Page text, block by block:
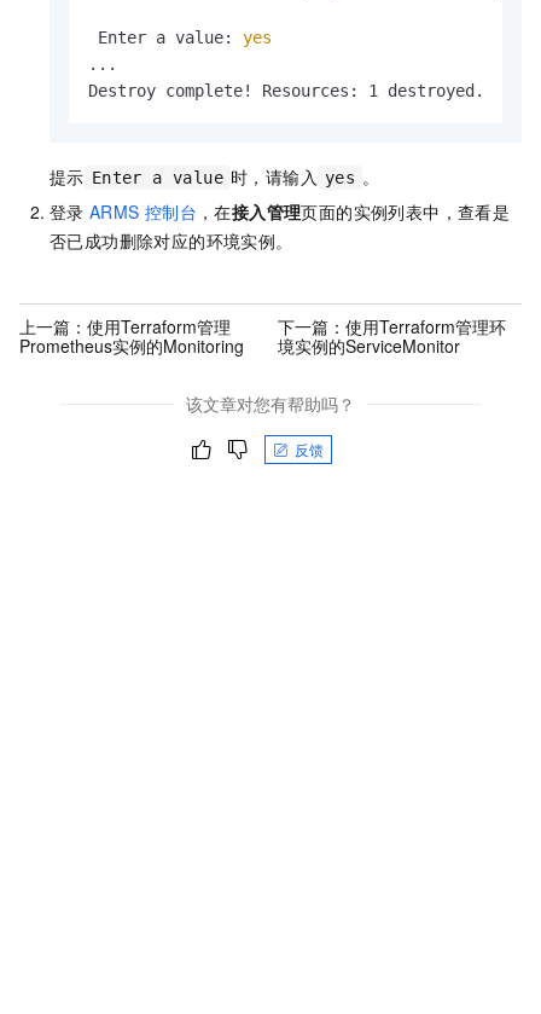
Enter a value: yes
...
Destroy complete! Resources: 1 destroyed.
提示 Enter a value 时，请输入 yes 。
登录 ARMS 控制台 ，在接入管理页面的实例列表中，查看是
否已成功删除对应的环境实例。
上一篇： 使用Terraform管理
Prometheus实例的Monitoring
下一篇：使用Terraform管理环
境实例的ServiceMonitor
该文章对您有帮助吗？
反馈